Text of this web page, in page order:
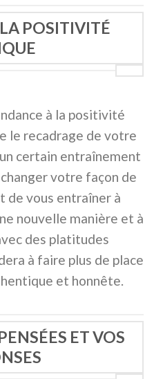
POSITIVITÉ
à la positivité
le recadrage de votre
certain entraînement
votre façon de
de vous entraîner à
nouvelle manière et à
des platitudes
à faire plus de place
et honnête.
ET VOS